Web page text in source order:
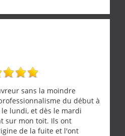
sans la moindre
du début à
le lundi, et dès le mardi
sur mon toit. Ils ont
de la fuite et l'ont